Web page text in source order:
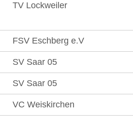
TV Lockweiler
FSV Eschberg e.V
SV Saar 05
SV Saar 05
VC Weiskirchen